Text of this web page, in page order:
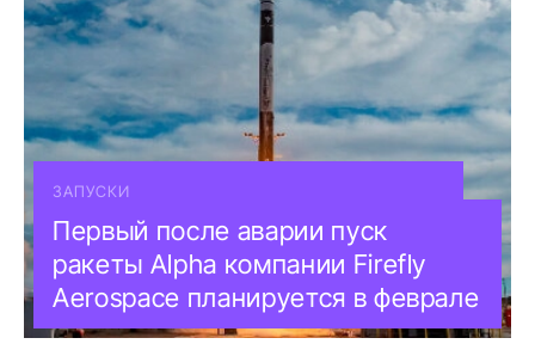
ЗАПУСКИ
Первый после аварии пуск
ракеты Alpha компании Firefly
Aerospace планируется в феврале